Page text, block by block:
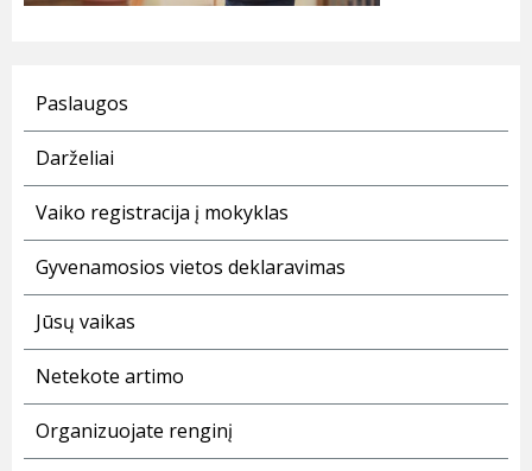
Paslaugos
Darželiai
Vaiko registracija į mokyklas
Gyvenamosios vietos deklaravimas
Jūsų vaikas
Netekote artimo
Organizuojate renginį